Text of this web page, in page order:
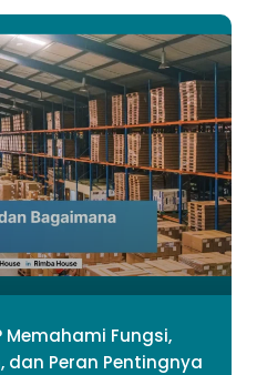
Memahami Fungsi,
dan Peran Pentingnya